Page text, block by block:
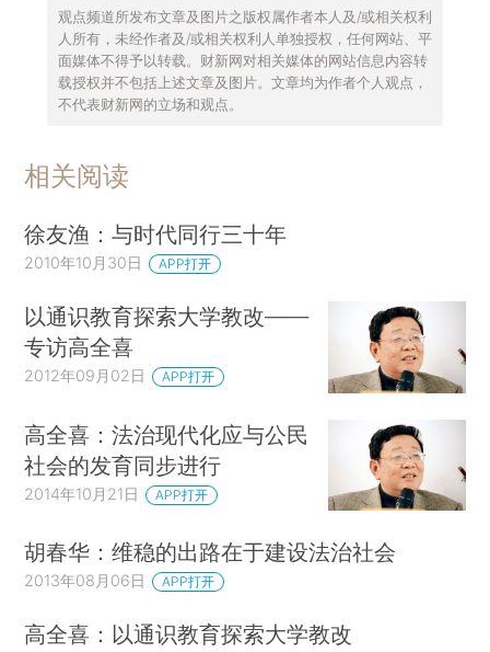
观点频道所发布文章及图片之版权属作者本人及/或相关权利
人所有，未经作者及/或相关权利人单独授权，任何网站、平
面媒体不得予以转载。财新网对相关媒体的网站信息内容转
载授权并不包括上述文章及图片。文章均为作者个人观点，
不代表财新网的立场和观点。
相关阅读
徐友渔：与时代同行三十年
2010年10月30日 APP打开
以通识教育探索大学教改——
专访高全喜
2012年09月02日 APP打开
高全喜：法治现代化应与公民
社会的发育同步进行
2014年10月21日 APP打开
胡春华：维稳的出路在于建设法治社会
2013年08月06日 APP打开
高全喜：以通识教育探索大学教改